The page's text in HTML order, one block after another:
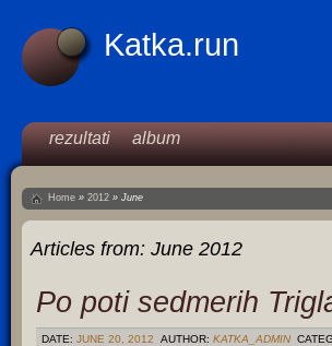
Katka.run
rezultati album
Home » 2012 » June
Articles from: June 2012
Po poti sedmerih
DATE: JUNE 20, 2012 AUTHOR: KATKA_ADMIN